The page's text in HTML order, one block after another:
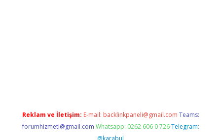
Reklam ve İletişim: E-mail: backlinkpaneli@gmail.com Teams:
forumhizmeti@gmail.com Whatsapp: 0262 606 0 726 Telegram:
@karabul